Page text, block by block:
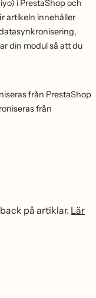
i PrestaShop och
artikeln innehåller
din modul så att du
från PrestaShop
från
på artiklar. Lär